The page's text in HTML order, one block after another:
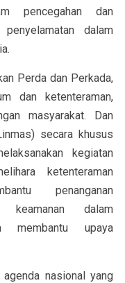
pencegahan dan
dalam
Perda dan Perkada,
dan ketenteraman,
masyarakat. Dan
secara khusus
kegiatan
ketenteraman
penanganan
keamanan dalam
membantu upaya
nasional yang